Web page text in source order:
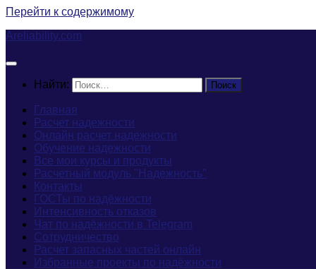
Перейти к содержимому
Areliability.com
Найти:
Главная
Расчет надежности
Онлайн расчет надежности
Обучение надежности
Все мои курсы и продукты
Расчетный модуль "Надежность"
Контакты
ГОСТы по надёжности
Интенсивность отказов
Чат по надёжности в Telegram
Сотрудничество
Расчет запасных частей онлайн
Избранные проекты по надёжности